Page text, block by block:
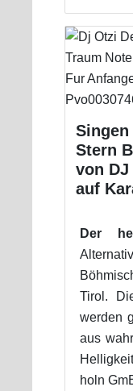
Stern
von
auf
Der
Tirol.
werden
aus
holn